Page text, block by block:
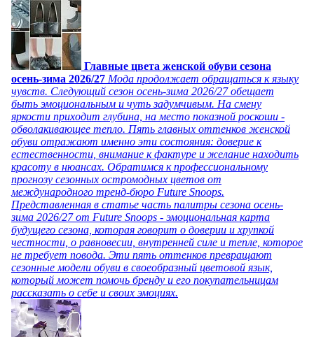
Главные цвета женской обуви сезона
осень-зима 2026/27 Мода продолжает обращаться к языку
чувств. Следующий сезон осень-зима 2026/27 обещает
быть эмоциональным и чуть задумчивым. На смену
яркости приходит глубина, на место показной роскоши -
обволакивающее тепло. Пять главных оттенков женской
обуви отражают именно эти состояния: доверие к
естественности, внимание к фактуре и желание находить
красоту в нюансах. Обратимся к профессиональному
прогнозу сезонных остромодных цветов от
международного тренд-бюро Future Snoops.
Представленная в статье часть палитры сезона осень-
зима 2026/27 от Future Snoops - эмоциональная карта
будущего сезона, которая говорит о доверии и хрупкой
честности, о равновесии, внутренней силе и тепле, которое
не требует повода. Эти пять оттенков превращают
сезонные модели обуви в своеобразный цветовой язык,
который может помочь бренду и его покупательницам
рассказать о себе и своих эмоциях.